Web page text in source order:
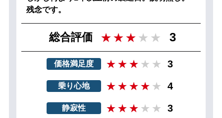
残念です。
総合評価 3
価格満足度 3
乗り心地 4
静寂性 3